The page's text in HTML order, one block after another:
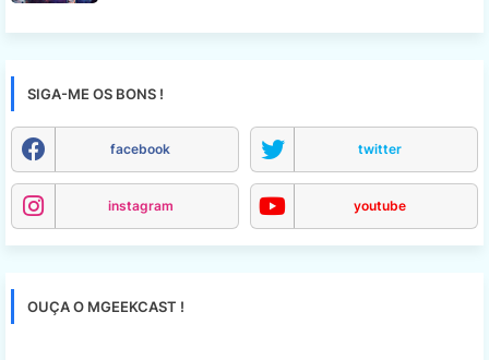
SIGA-ME OS BONS !
facebook twitter
instagram youtube
OUÇA O MGEEKCAST !